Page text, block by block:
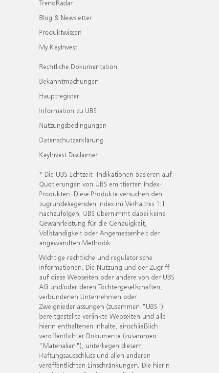
TrendRadar
Blog & Newsletter
Produktwissen
My KeyInvest
Rechtliche Dokumentation
Bekanntmachungen
Hauptregister
Information zu UBS
Nutzungsbedingungen
Datenschutzerklärung
KeyInvest Disclaimer
* Die UBS Echtzeit- Indikationen basieren auf
Quotierungen von UBS emittierten Index-
Produkten. Diese Produkte versuchen den
zugrundeliegenden Index im Verhältnis 1:1
nachzufolgen. UBS übernimmt dabei keine
Gewährleistung für die Genauigkeit,
Vollständigkeit oder Angemessenheit der
angewandten Methodik.
Wichtige rechtliche und regulatorische
Informationen. Die Nutzung und der Zugriff
auf diese Webseiten oder andere von der UBS
AG und/oder deren Tochtergesellschaften,
verbundenen Unternehmen oder
Zweigniederlassungen (zusammen "UBS")
bereitgestellte verlinkte Webseiten und alle
hierin enthaltenen Inhalte, einschließlich
veröffentlichter Dokumente (zusammen
"Materialien"), unterliegen diesem
Haftungsausschluss und allen anderen
veröffentlichten Einschränkungen. Die hierin